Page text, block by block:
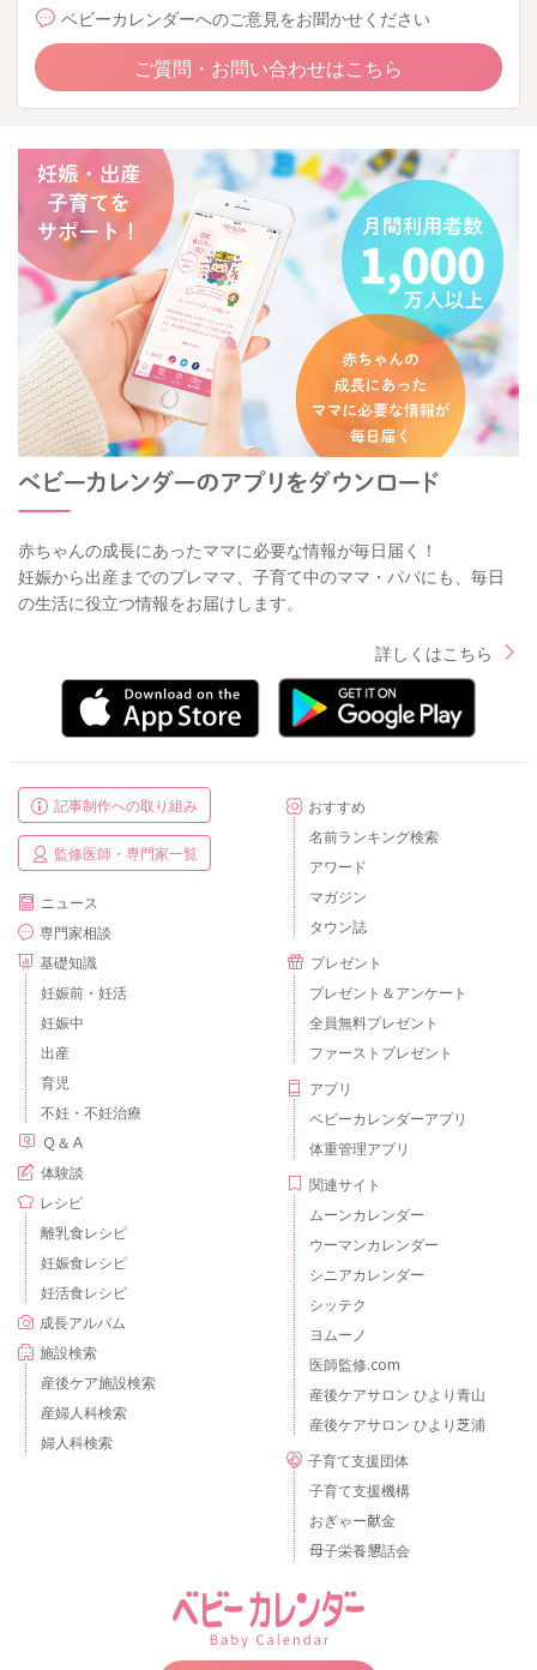
ベビーカレンダーへのご意見をお聞かせください
ご質問・お問い合わせはこちら
赤ちゃんの成長にあったママに必要な情報が毎日届く！
妊娠から出産までのプレママ、子育て中のママ・パパにも、毎日
の生活に役立つ情報をお届けします。
詳しくはこちら
記事制作への取り組み
監修医師・専門家一覧
ニュース
専門家相談
基礎知識
妊娠前・妊活
妊娠中
出産
育児
不妊・不妊治療
Ｑ＆Ａ
体験談
レシピ
離乳食レシピ
妊娠食レシピ
妊活食レシピ
成長アルバム
施設検索
産後ケア施設検索
産婦人科検索
婦人科検索
おすすめ
名前ランキング検索
アワード
マガジン
タウン誌
プレゼント
プレゼント＆アンケート
全員無料プレゼント
ファーストプレゼント
アプリ
ベビーカレンダーアプリ
体重管理アプリ
関連サイト
ムーンカレンダー
ウーマンカレンダー
シニアカレンダー
シッテク
ヨムーノ
医師監修.com
産後ケアサロン ひより青山
産後ケアサロン ひより芝浦
子育て支援団体
子育て支援機構
おぎゃー献金
母子栄養懇話会